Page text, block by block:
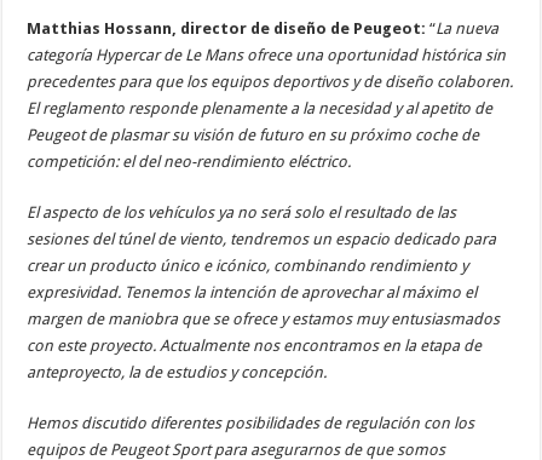
Matthias Hossann, director de diseño de Peugeot: “La nueva
categoría Hypercar de Le Mans ofrece una oportunidad histórica sin
precedentes para que los equipos deportivos y de diseño colaboren.
El reglamento responde plenamente a la necesidad y al apetito de
Peugeot de plasmar su visión de futuro en su próximo coche de
competición: el del neo-rendimiento eléctrico.
El aspecto de los vehículos ya no será solo el resultado de las
sesiones del túnel de viento, tendremos un espacio dedicado para
crear un producto único e icónico, combinando rendimiento y
expresividad. Tenemos la intención de aprovechar al máximo el
margen de maniobra que se ofrece y estamos muy entusiasmados
con este proyecto. Actualmente nos encontramos en la etapa de
anteproyecto, la de estudios y concepción.
Hemos discutido diferentes posibilidades de regulación con los
equipos de Peugeot Sport para asegurarnos de que somos